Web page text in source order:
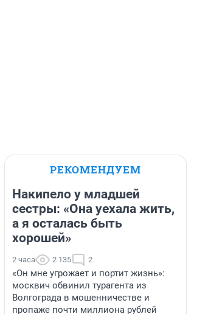
РЕКОМЕНДУЕМ
Накипело у младшей
сестры: «Она уехала жить,
а я осталась быть
хорошей»
2 часа 2 135 2
«Он мне угрожает и портит жизнь»:
москвич обвинил турагента из
Волгограда в мошенничестве и
пропаже почти миллиона рублей